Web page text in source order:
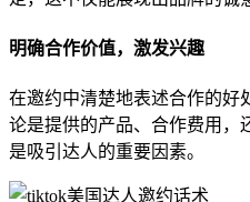
明确合作价值，激发兴趣
在邀约中清楚地表述合作的好
论是提供的产品、合作费用，
是吸引达人的重要因素。